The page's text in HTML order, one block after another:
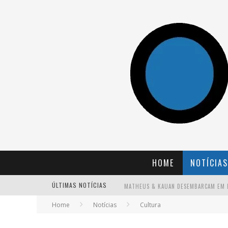
HOME NOTÍCIAS
ÚLTIMAS NOTÍCIAS
Home Notícias Cultura